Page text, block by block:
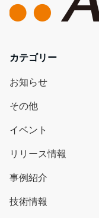
カテゴリー
お知らせ
その他
イベント
リリース情報
事例紹介
技術情報